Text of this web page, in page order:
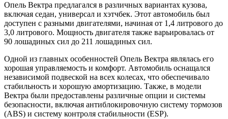
Опель Вектра предлагался в различных вариантах кузова,
включая седан, универсал и хэтчбек. Этот автомобиль был
доступен с разными двигателями, начиная от 1,4 литрового до
3,0 литрового. Мощность двигателя также варьировалась от
90 лошадиных сил до 211 лошадиных сил.
Одной из главных особенностей Опель Вектра являлась его
хорошая управляемость и комфорт. Автомобиль оснащался
независимой подвеской на всех колесах, что обеспечивало
стабильность и хорошую амортизацию. Также, в модели
Вектра были предоставлены различные опции и системы
безопасности, включая антиблокировочную систему тормозов
(ABS) и систему контроля стабильности (ESP).